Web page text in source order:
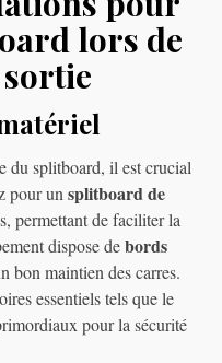
lors de
du splitboard, il est crucial
pour un splitboard de
permettant de faciliter la
dispose debords
bon maintien des carres.
essentiels tels que le
pour la sécurité